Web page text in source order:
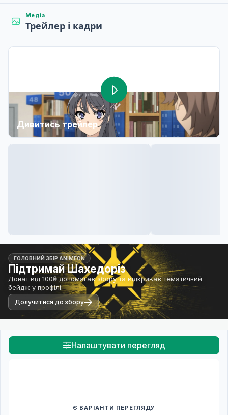
Медіа
Трейлер і кадри
Дивитись трейлер
ГОЛОВНИЙ ЗБІР ANIMEON
Підтримай Шахедоріз
Донат від 100₴ допомагає збору та відкриває тематичний
бейдж у профілі.
Долучитися до збору
Налаштувати перегляд
Є ВАРІАНТИ ПЕРЕГЛЯДУ